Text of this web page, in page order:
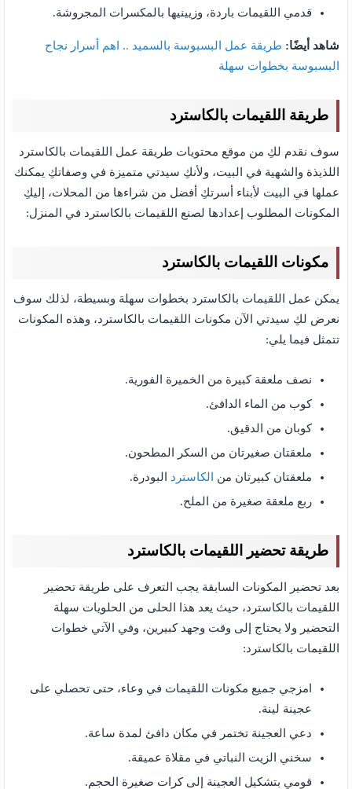
قدمي اللقيمات باردة، وزيينيها بالمكسرات المجروشة.
شاهد أيضًا: طريقة عمل البسبوسة بالسميد .. اهم أسرار نجاح
البسبوسة بخطوات سهلة
طريقة اللقيمات بالكاسترد
سوف نقدم لكِ من موقع محتويات طريقة عمل اللقيمات بالكاسترد
اللذيذة والشهية في البيت، ولأنكِ سيدتي متميزة في وصفاتكِ يمكنك
عملها في البيت لأبناء أسرتكِ أفضل من شراءها من المحلات، إليكِ
المكونات المطلوب إعدادها لصنع اللقيمات بالكاسترد في المنزل:
مكونات اللقيمات بالكاسترد
يمكن عمل اللقيمات بالكاسترد بخطوات سهلة وبسيطة، لذلك سوف
نعرض لكِ سيدتي الآن مكونات اللقيمات بالكاسترد، وهذه المكونات
تتمثل فيما يلي:
نصف ملعقة كبيرة من الخميرة الفورية.
كوب من الماء الدافئ.
كوبان من الدقيق.
ملعقتان صغيرتان من السكر المطحون.
ملعقتان كبيرتان من
الكاسترد البودرة.
ربع ملعقة صغيرة من الملح.
طريقة تحضير اللقيمات بالكاسترد
بعد تحضير المكونات السابقة يجب التعرف على طريقة تحضير
اللقيمات بالكاسترد، حيث يعد هذا الحلى من الحلويات سهلة
التحضير ولا يحتاج إلى وقت وجهد كبيرين، وفي الآتي خطوات
اللقيمات بالكاسترد:
امزجي جميع مكونات اللقيمات في وعاء، حتى تحصلي على
عجينة لينة.
دعي العجينة تختمر في مكان دافئ لمدة ساعة.
سخني الزيت النباتي في مقلاة عميقة.
قومي بتشكيل العجينة إلى كرات صغيرة الحجم.